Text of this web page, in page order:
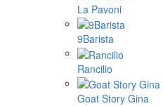
La Pavoni
9Barista
Rancilio
Goat Story Gina